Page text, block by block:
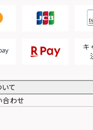
て
合わせ